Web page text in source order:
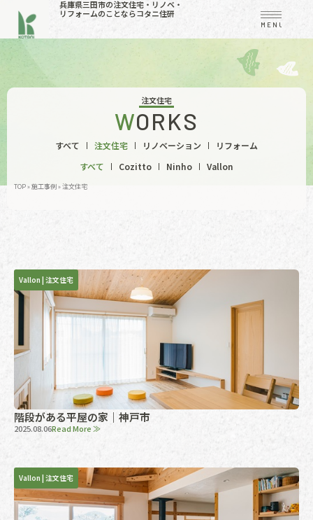
兵庫県三田市の注文住宅・リノベ・
リフォームのことならコタニ住研
MENU
注文住宅
WORKS
すべて 注文住宅 リノベーション
リフォーム
すべて
Cozitto Ninho Vallon
TOP»施工事例»注文住宅
Vallon | 注文住宅
階段がある平屋の家｜神戸市
2025.08.06Read More ≫
Vallon | 注文住宅